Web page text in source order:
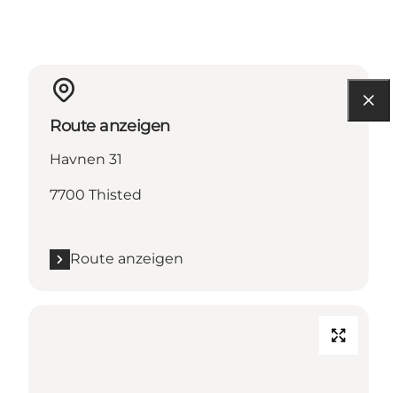
Route anzeigen
Havnen 31
7700 Thisted
Route anzeigen